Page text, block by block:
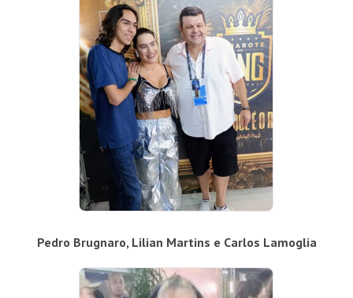
Pedro Brugnaro, Lilian Martins e Carlos Lamoglia